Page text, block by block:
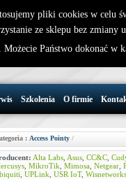
32 721 86
Szkolenia O firmie
: Access Pointy/
Alta Labs, Asus, CC&C,
, MikroTik Mimosa, Netgear,
UPLink USR IoT, Wisnetworks
pliki cookies w celu
ze sklepu bez zmiany
Państwo dokonać w